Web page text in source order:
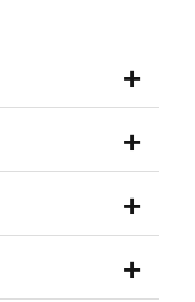
+
+
+
+